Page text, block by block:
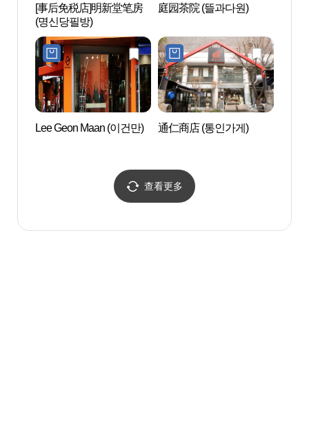
[事后免税店]明新堂笔房
(명신당필방)
庭园茶院 (뜰과다원)
Lee Geon Maan (이건만) 通仁商店 (통인가게)
查看更多